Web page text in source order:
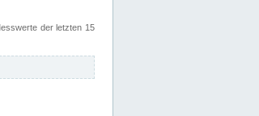
der letzten 15